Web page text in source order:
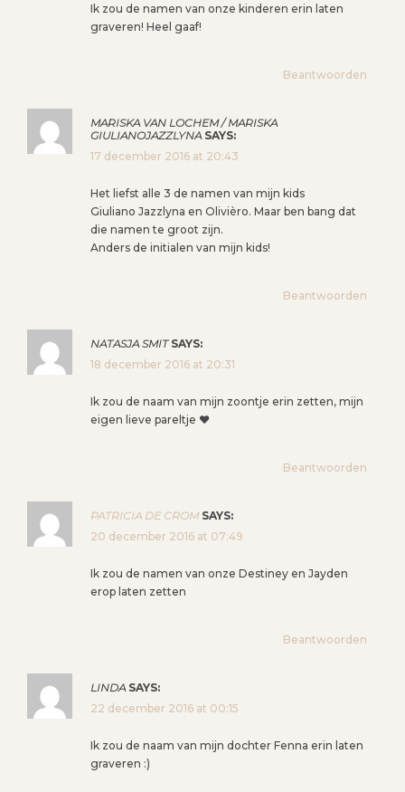
Ik zou de namen van onze kinderen erin laten
graveren! Heel gaaf!
Beantwoorden
MARISKA VAN LOCHEM / MARISKA
GIULIANOJAZZLYNA SAYS:
17 december 2016 at 20:43
Het liefst alle 3 de namen van mijn kids
Giuliano Jazzlyna en Olivièro. Maar ben bang dat
die namen te groot zijn.
Anders de initialen van mijn kids!
Beantwoorden
NATASJA SMIT SAYS:
18 december 2016 at 20:31
Ik zou de naam van mijn zoontje erin zetten, mijn
eigen lieve pareltje ♥
Beantwoorden
PATRICIA DE CROM SAYS:
20 december 2016 at 07:49
Ik zou de namen van onze Destiney en Jayden
erop laten zetten
Beantwoorden
LINDA SAYS:
22 december 2016 at 00:15
Ik zou de naam van mijn dochter Fenna erin laten
graveren :)